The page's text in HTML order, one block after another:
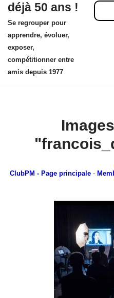
déjà 50 ans !
Se regrouper pour
apprendre, évoluer,
exposer,
compétitionner entre
amis depuis 1977
ClubPM - Page principale -